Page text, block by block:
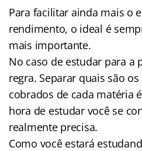
Para facilitar ainda mais o
rendimento, o ideal é
mais importante.
No caso de estudar para a
regra. Separar quais são
cobrados de cada matéria
hora de estudar você se
realmente precisa.
Como você estará